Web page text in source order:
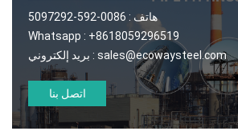
هاتف : 0086-592-5097292
Whatsapp : +8618059296519
بريد إلكتروني : sales@ecowaysteel.com
اتصل بنا